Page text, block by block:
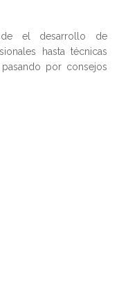
el desarrollo de
hasta técnicas
por consejos